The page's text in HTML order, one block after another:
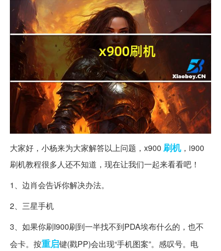
大家好，小杨来为大家解答以上问题，x900 刷机，i900
刷机教程很多人还不知道，现在让我们一起来看看吧！
1、边肖会告诉你解决办法。
2、三星手机
3、如果你刷I900刷到一半找不到PDA埃布什么的，也不
会卡。按重启键(戳PP)会出现“手机图案”。感叹号。电